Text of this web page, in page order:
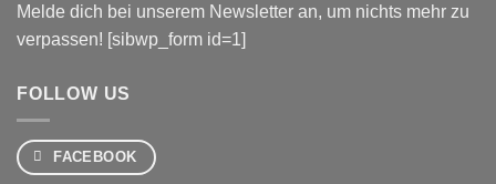
Melde dich bei unserem Newsletter an, um nichts mehr zu
verpassen! [sibwp_form id=1]
FOLLOW US
FACEBOOK